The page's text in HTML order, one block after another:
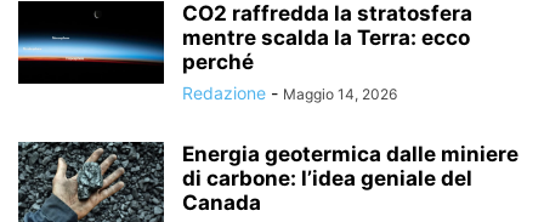
CO2 raffredda la stratosfera
mentre scalda la Terra: ecco
perché
Redazione - Maggio 14, 2026
Energia geotermica dalle miniere
di carbone: l’idea geniale del
Canada